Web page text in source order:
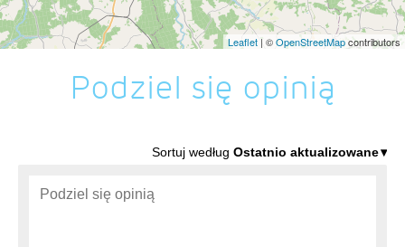
Leaflet | ©OpenStreetMapcontributors
Podziel się opinią